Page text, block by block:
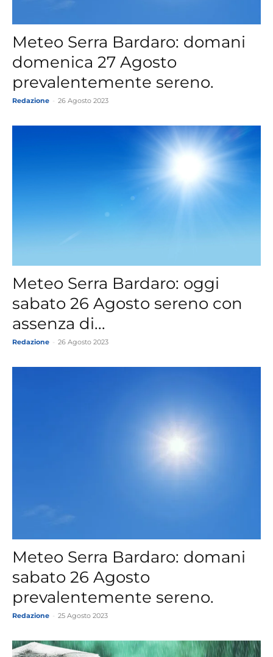
Meteo Serra Bardaro: domani
domenica 27 Agosto
prevalentemente sereno.
Redazione 26 Agosto 2023
Meteo Serra Bardaro: oggi
sabato 26 Agosto sereno con
assenza di...
Redazione 26 Agosto 2023
Meteo Serra Bardaro: domani
sabato 26 Agosto
prevalentemente sereno.
Redazione 25 Agosto 2023